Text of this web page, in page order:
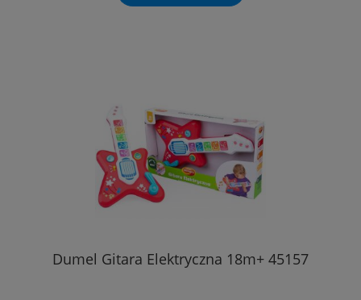
Dumel Gitara Elektryczna 18m+ 45157